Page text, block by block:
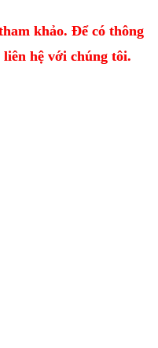
khảo. Để có thông
hệ với chúng tôi.